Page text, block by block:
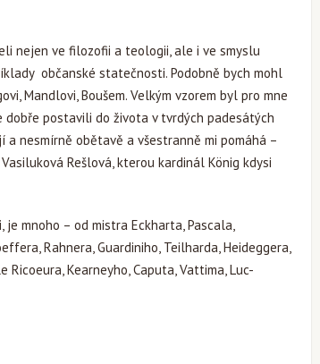
nejen ve filozofii a teologii, ale i ve smyslu
občanské statečnosti. Podobně bych mohl
Mandlovi, Boušem. Velkým vzorem byl pro mne
dobře postavili do života v tvrdých padesátých
nesmírně obětavě a všestranně mi pomáhá –
Rešlová, kterou kardinál König kdysi
mnoho – od mistra Eckharta, Pascala,
Rahnera, Guardiniho, Teilharda, Heideggera,
Kearneyho, Caputa, Vattima, Luc-